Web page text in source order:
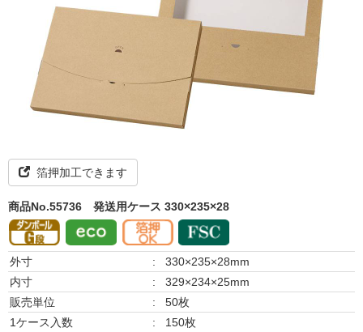
箔押加工できます
商品No.55736 発送用ケース 330×235×28
外寸 :
330×235×28mm
内寸
:
329×234×25mm
販売単位
:
50枚
1ケース入数
:
150枚